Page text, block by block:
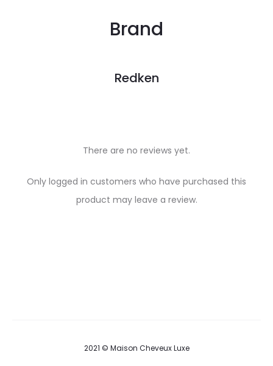
Brand
Redken
There are no reviews yet.
Only logged in customers who have purchased this
product may leave a review.
2021 © Maison Cheveux Luxe